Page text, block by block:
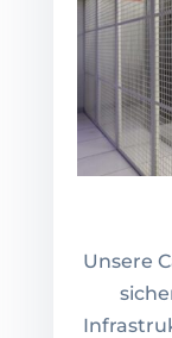
Unsere